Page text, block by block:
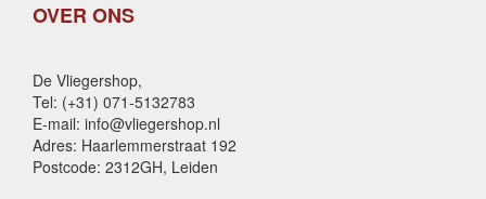
OVER ONS
De Vliegershop,
Tel: (+31) 071-5132783
E-mail: info@vliegershop.nl
Adres: Haarlemmerstraat 192
Postcode: 2312GH, Leiden